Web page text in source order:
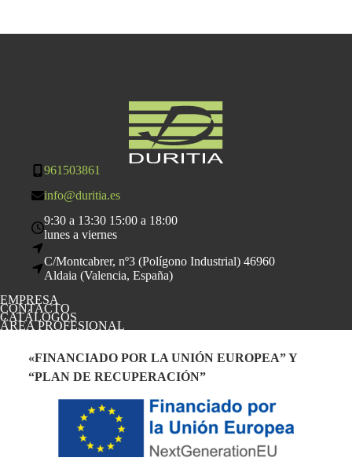
961503861
info@duritia.es
9:30 a 13:30 15:00 a 18:00
lunes a viernes
C/Montcabrer, nº3 (Polígono Industrial) 46960
Aldaia (Valencia, España)
EMPRESA
CONTACTO
CATÁLOGOS
ÁREA PROFESIONAL
«FINANCIADO POR LA UNIÓN EUROPEA” Y
“PLAN DE RECUPERACIÓN”